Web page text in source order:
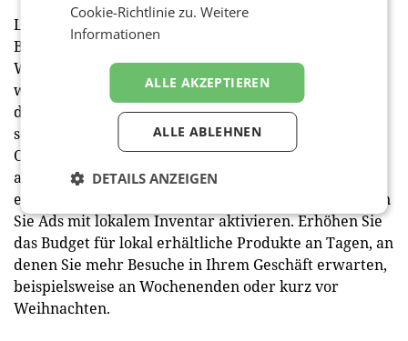
Laut einer von Google durchgeführten Studie ist bei
Besuchern eines lokalen Geschäfts die
Wahrscheinlichkeit eines Kaufs um über 25 % höher,
wenn sie zuvor auf die Google-Suchnetzwerk-Anzeige
des jeweiligen Einzelhändlers geklickt haben. Daher
sollten Sie sich die Möglichkeit nicht entgehen lassen,
Online-User über Anzeigen auf ihr lokales Geschäft
aufmerksam zu machen. Falls Ihnen Feeds mit lokal
erhältlichen Produkten zur Verfügung stehen, können
Sie Ads mit lokalem Inventar aktivieren. Erhöhen Sie
das Budget für lokal erhältliche Produkte an Tagen, an
denen Sie mehr Besuche in Ihrem Geschäft erwarten,
beispielsweise an Wochenenden oder kurz vor
Weihnachten.
Cookie-Richtlinie zu.Weitere
Informationen
ALLE AKZEPTIEREN
ALLE ABLEHNEN
DETAILS ANZEIGEN